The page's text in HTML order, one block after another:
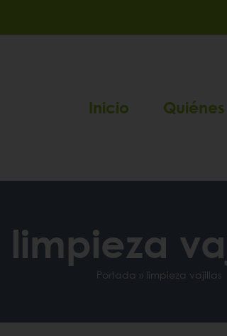
Inicio
limpieza
Portada » limpieza vajillas